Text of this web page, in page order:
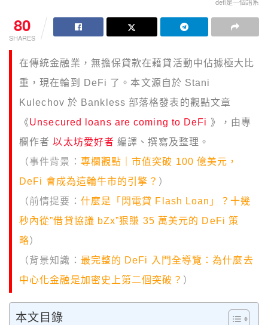
defi是一個譜系
80
SHARES
在傳統金融業，無擔保貸款在藉貸活動中佔據極大比
重，現在輪到 DeFi 了。本文源自於 Stani
Kulechov 於 Bankless 部落格發表的觀點文章
《Unsecured loans are coming to DeFi 》，由專
欄作者以太坊愛好者 編譯、撰寫及整理。
（事件背景： 專欄觀點｜市值突破 100 億美元，
DeFi 會成為這輪牛市的引擎？ ）
（前情提要： 什麼是「閃電貸 Flash Loan」？十幾
秒內從”借貸協議 bZx”狠賺 35 萬美元的 DeFi 策
略）
（背景知識： 最完整的 DeFi 入門全導覽：為什麼去
中心化金融是加密史上第二個突破？ ）
本文目錄